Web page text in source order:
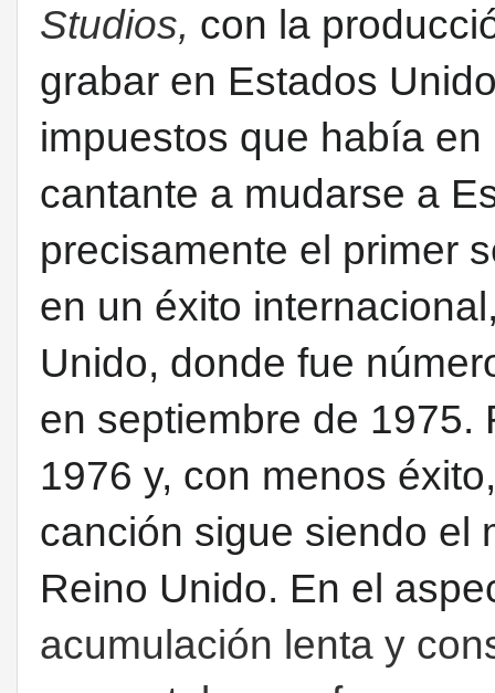
Studios, con la
grabar en Estados
impuestos que había
cantante a mudarse a
precisamente el primer
en un éxito
Unido, donde fue
en septiembre de 1975.
1976 y, con menos
canción sigue siendo el
Reino Unido. En el
acumulación lenta y